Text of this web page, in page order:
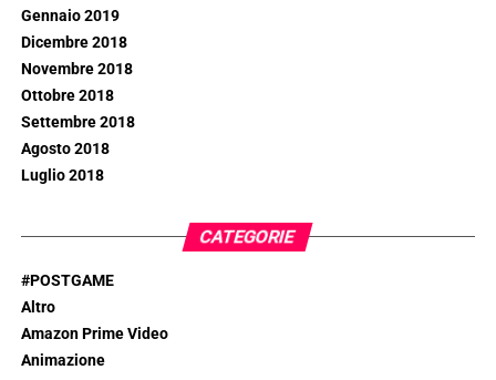
Gennaio 2019
Dicembre 2018
Novembre 2018
Ottobre 2018
Settembre 2018
Agosto 2018
Luglio 2018
CATEGORIE
#POSTGAME
Altro
Amazon Prime Video
Animazione